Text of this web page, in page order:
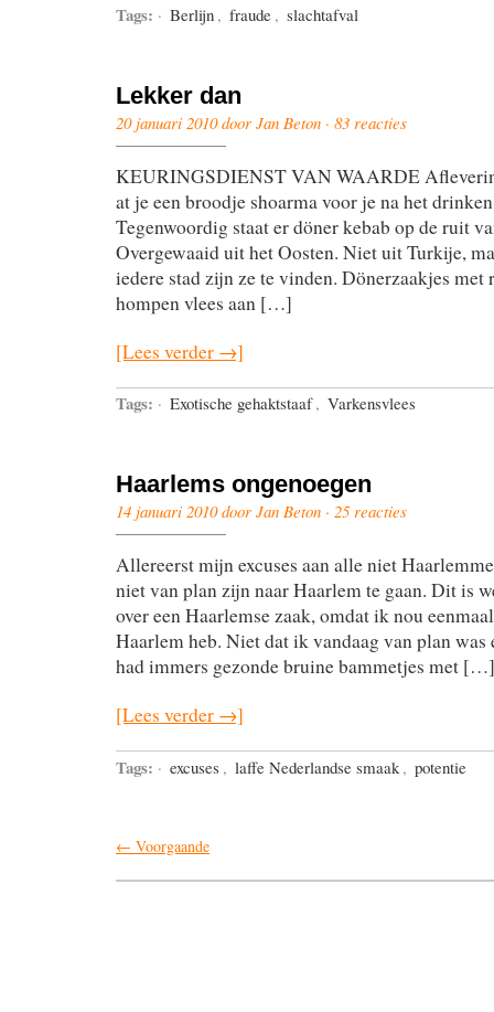
Tags: · Berlijn , fraude , slachtafval
Lekker dan
20 januari 2010 door Jan Beton · 83 reacties
KEURINGSDIENST VAN WAARDE
at je een broodje shoarma voor je na het
Tegenwoordig staat er döner kebab op de ruit
Overgewaaid uit het Oosten. Niet uit Turkije,
iedere stad zijn ze te vinden. Dönerzaakjes met
hompen vlees aan […]
[Lees verder →]
Tags: · Exotische gehaktstaaf , Varkensvlees
Haarlems ongenoegen
14 januari 2010 door Jan Beton · 25 reacties
Allereerst mijn excuses aan alle niet
niet van plan zijn naar Haarlem te gaan. Dit is
over een Haarlemse zaak, omdat ik nou
Haarlem heb. Niet dat ik vandaag van plan was
had immers gezonde bruine bammetjes met […]
[Lees verder →]
Tags: · excuses , laffe Nederlandse smaak , potentie
← Voorgaande